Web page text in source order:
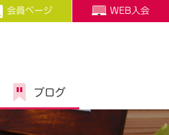
会員ページ WEB入会
ブログ